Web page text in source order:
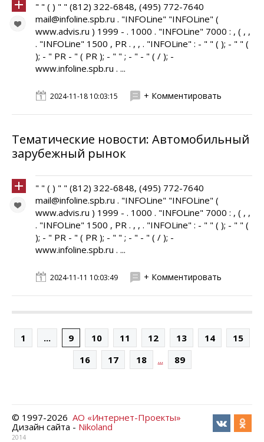
" " ( ) " " (812) 322-6848, (495) 772-7640
mail@infoline.spb.ru . "INFOLine" "INFOLine" (
www.advis.ru ) 1999 - . 1000 . "INFOLine" 7000 : , ( , ,
. "INFOLine" 1500 , PR . , , . "INFOLine" : - " " ( ); - " " (
); - " PR - " ( PR ); - " " ; - " - " ( / ); -
www.infoline.spb.ru . ...
2024-11-18 10:03:15 + Комментировать
Тематические новости: Автомобильный
зарубежный рынок
" " ( ) " " (812) 322-6848, (495) 772-7640
mail@infoline.spb.ru . "INFOLine" "INFOLine" (
www.advis.ru ) 1999 - . 1000 . "INFOLine" 7000 : , ( , ,
. "INFOLine" 1500 , PR . , , . "INFOLine" : - " " ( ); - " " (
); - " PR - " ( PR ); - " " ; - " - " ( / ); -
www.infoline.spb.ru . ...
2024-11-11 10:03:49 + Комментировать
1 ... 9 10 11 12 13 14
15
16
17 18 ... 89
© 1997-2026 АО «Интернет-Проекты»
Дизайн сайта - Nikoland
2014